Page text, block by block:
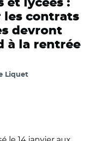
et lycées :
les contrats
devront
à la rentrée
Liquet